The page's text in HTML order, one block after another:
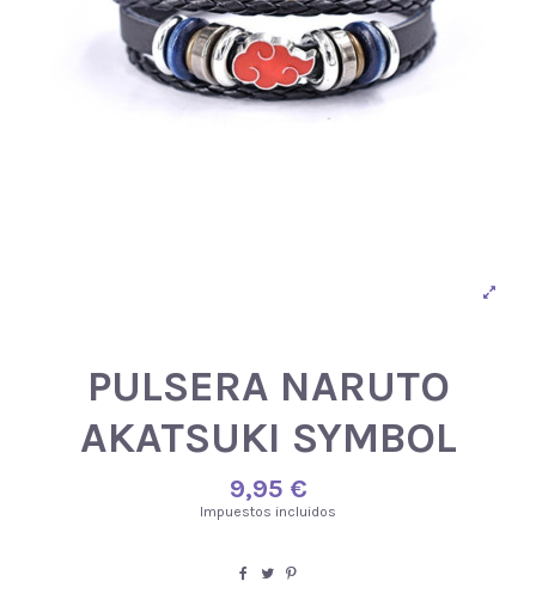
PULSERA NARUTO
AKATSUKI SYMBOL
9,95 €
Impuestos incluidos